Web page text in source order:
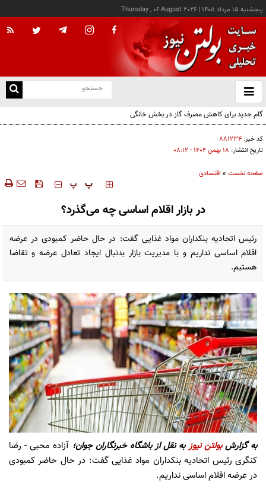
پنجشنبه ۱۵ مرداد ۱۴۰۵ |
Thursday , 06 August 2026
باز
و
گام جدید برای کاهش مصرف گاز در بخش خانگی
کد خبر: ۸۸۱۲۳۴
تاریخ انتشار: ۱۸ بهمن ۱۴۰۴ - ۰۸:۱۲
صفحه نخست » اقتصادی
‍‍‍ پ پ
در بازار اقلام اساسی چه می‌گذرد؟
رئیس اتحادیه بنکداران مواد غذایی گفت: در حال حاضر کمبودی در عرضه
اقلام اساسی نداریم و با مدیریت بازار بدنبال ایجاد تعادل عرضه و تقاضا
هستیم.
به گزارشبولتن نیوزبه نقل از باشگاه خبرنگاران جوان؛ آزاده محبی - رضا
کنگری رئیس اتحادیه بنکداران مواد غذایی گفت: در حال حاضر کمبودی
در عرضه اقلام اساسی نداریم.